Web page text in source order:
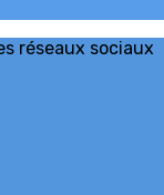
réseaux sociaux